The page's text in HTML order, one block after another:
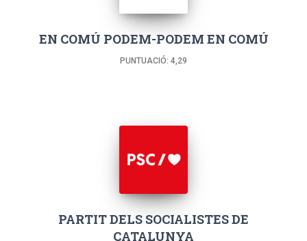
EN COMÚ PODEM-PODEM EN COMÚ
PUNTUACIÓ: 4,29
PARTIT DELS SOCIALISTES DE
CATALUNYA